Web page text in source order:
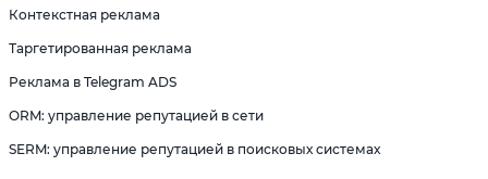
Контекстная реклама
Таргетированная реклама
Реклама в Telegram ADS
ORM: управление репутацией в сети
SERM: управление репутацией в поисковых системах